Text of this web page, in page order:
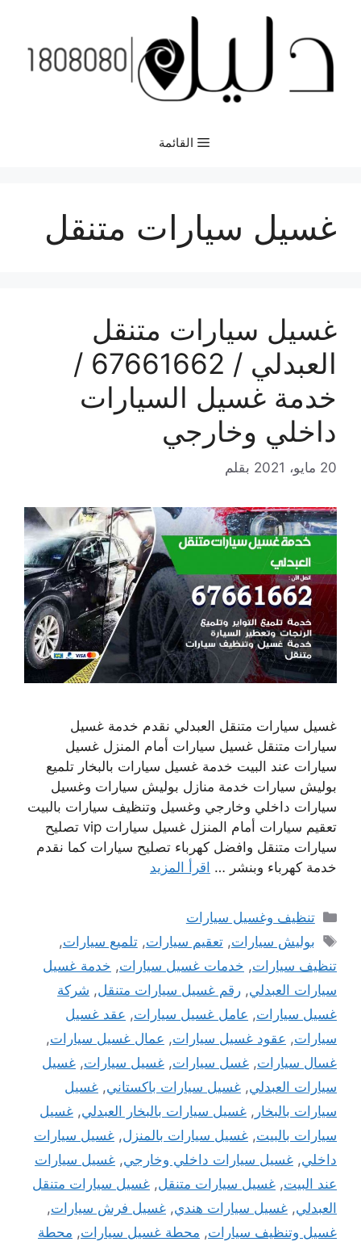
المحتوى
القائمة
غسيل سيارات متنقل
غسيل سيارات متنقل
العبدلي / 67661662 /
خدمة غسيل السيارات
داخلي وخارجي
20 مايو، 2021 بقلم
غسيل سيارات متنقل العبدلي نقدم خدمة غسيل
سيارات متنقل غسيل سيارات أمام المنزل غسيل
سيارات عند البيت خدمة غسيل سيارات بالبخار تلميع
بوليش سيارات خدمة منازل بوليش سيارات وغسيل
سيارات داخلي وخارجي وغسيل وتنظيف سيارات بالبيت
تعقيم سيارات أمام المنزل غسيل سيارات vip تصليح
سيارات متنقل وافضل كهرباء تصليح سيارات كما نقدم
خدمة كهرباء وبنشر … اقرأ المزيد
التصنيفات
تنظيف وغسيل سيارات
الوسوم
بوليش سيارات,تعقيم سيارات,تلميع سيارات,
تنظيف سيارات, خدمات غسيل سيارات, خدمة غسيل
سيارات العبدلي, رقم غسيل سيارات متنقل, شركة
غسيل سيارات, عامل غسيل سيارات, عقد غسيل
سيارات, عقود غسيل سيارات, عمال غسيل سيارات,
غسال سيارات, غسل سيارات, غسيل سيارات, غسيل
سيارات العبدلي, غسيل سيارات باكستاني, غسيل
سيارات بالبخار , غسيل سيارات بالبخار العبدلي, غسيل
سيارات بالبيت, غسيل سيارات بالمنزل, غسيل سيارات
داخلي, غسيل سيارات داخلي وخارجي, غسيل سيارات
عند البيت, غسيل سيارات متنقل, غسيل سيارات متنقل
العبدلي, غسيل سيارات هندي, غسيل فرش سيارات,
غسيل وتنظيف سيارات, محطة غسيل سيارات, محطة